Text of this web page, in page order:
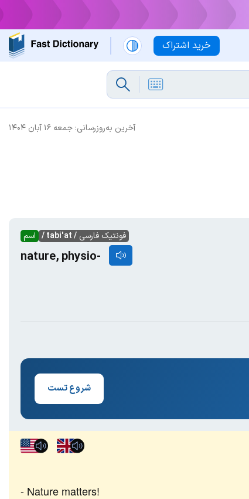
خرید اشتراک
آخرین به‌روزرسانی: جمعه ۱۶ آبان ۱۴۰۴
اسم فونتیک فارسی / tabi'at /
nature, physio-
شروع تست
Nature matters!